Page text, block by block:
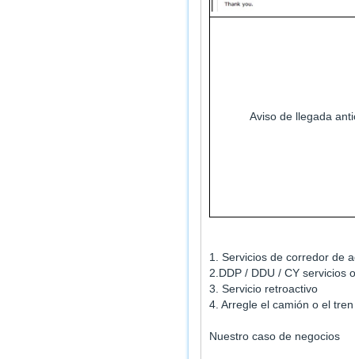
Aviso de llegada
1. Servicios de corredor de
2.DDP / DDU / CY servicios
3. Servicio retroactivo
4. Arregle el camión o el
Nuestro caso de negocios